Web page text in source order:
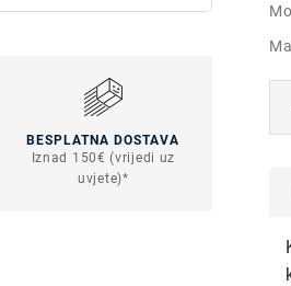
BESPLATNA DOSTAVA
Iznad 150€ (vrijedi uz
uvjete)*